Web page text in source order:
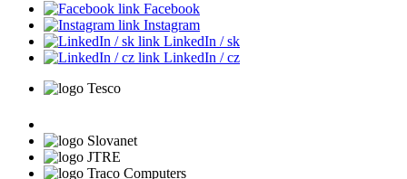
Facebook
Instagram
LinkedIn / sk
LinkedIn / cz